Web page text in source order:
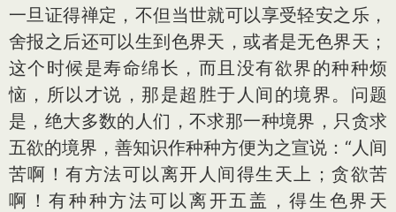
一旦证得禅定，不但当世就可以享受轻安之乐，
舍报之后还可以生到色界天，或者是无色界天；
这个时候是寿命绵长，而且没有欲界的种种烦
恼，所以才说，那是超胜于人间的境界。问题
是，绝大多数的人们，不求那一种境界，只贪求
五欲的境界，善知识作种种方便为之宣说：“人间
苦啊！有方法可以离开人间得生天上；贪欲苦
啊！有种种方法可以离开五盖，得生色界天